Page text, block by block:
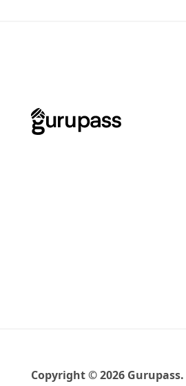
Copyright ©2026 Gurupass.